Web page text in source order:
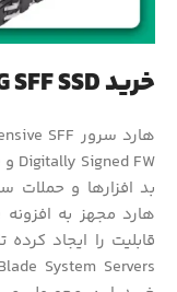
خرید HP 1.6TB SAS 12G SFF SSD
هارد سرور
بد افزارها و حملات